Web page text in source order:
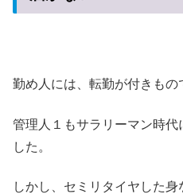
勤め人には、転勤が付きもの
管理人１もサラリーマン時代
した。
しかし、セミリタイヤした身